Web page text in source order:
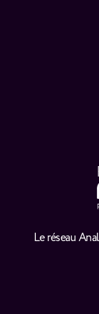
Le réseau